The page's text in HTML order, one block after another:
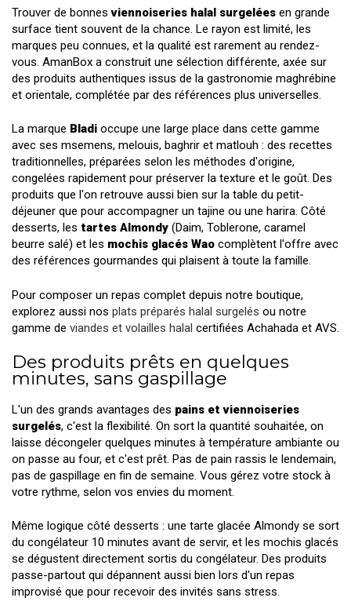
Trouver de bonnesviennoiseries halal surgelées en grande
surface tient souvent de la chance. Le rayon est limité, les
marques peu connues, et la qualité est rarement au rendez-
vous. AmanBox a construit une sélection différente, axée sur
des produits authentiques issus de la gastronomie maghrébine
et orientale, complétée par des références plus universelles.
La marque Bladi occupe une large place dans cette gamme
avec ses msemens, melouis, baghrir et matlouh : des recettes
traditionnelles, préparées selon les méthodes d'origine,
congelées rapidement pour préserver la texture et le goût. Des
produits que l'on retrouve aussi bien sur la table du petit-
déjeuner que pour accompagner un tajine ou une harira. Côté
desserts, les tartes Almondy (Daim, Toblerone, caramel
beurre salé) et les mochis glacés Wao complètent l'offre avec
des références gourmandes qui plaisent à toute la famille.
Pour composer un repas complet depuis notre boutique,
explorez aussi nos plats préparés halal surgelés ou notre
gamme de viandes et volailles halal certifiées Achahada et AVS.
Des produits prêts en quelques
minutes, sans gaspillage
L'un des grands avantages des pains et viennoiseries
surgelés, c'est la flexibilité. On sort la quantité souhaitée, on
laisse décongeler quelques minutes à température ambiante ou
on passe au four, et c'est prêt. Pas de pain rassis le lendemain,
pas de gaspillage en fin de semaine. Vous gérez votre stock à
votre rythme, selon vos envies du moment.
Même logique côté desserts : une tarte glacée Almondy se sort
du congélateur 10 minutes avant de servir, et les mochis glacés
se dégustent directement sortis du congélateur. Des produits
passe-partout qui dépannent aussi bien lors d'un repas
improvisé que pour recevoir des invités sans stress.